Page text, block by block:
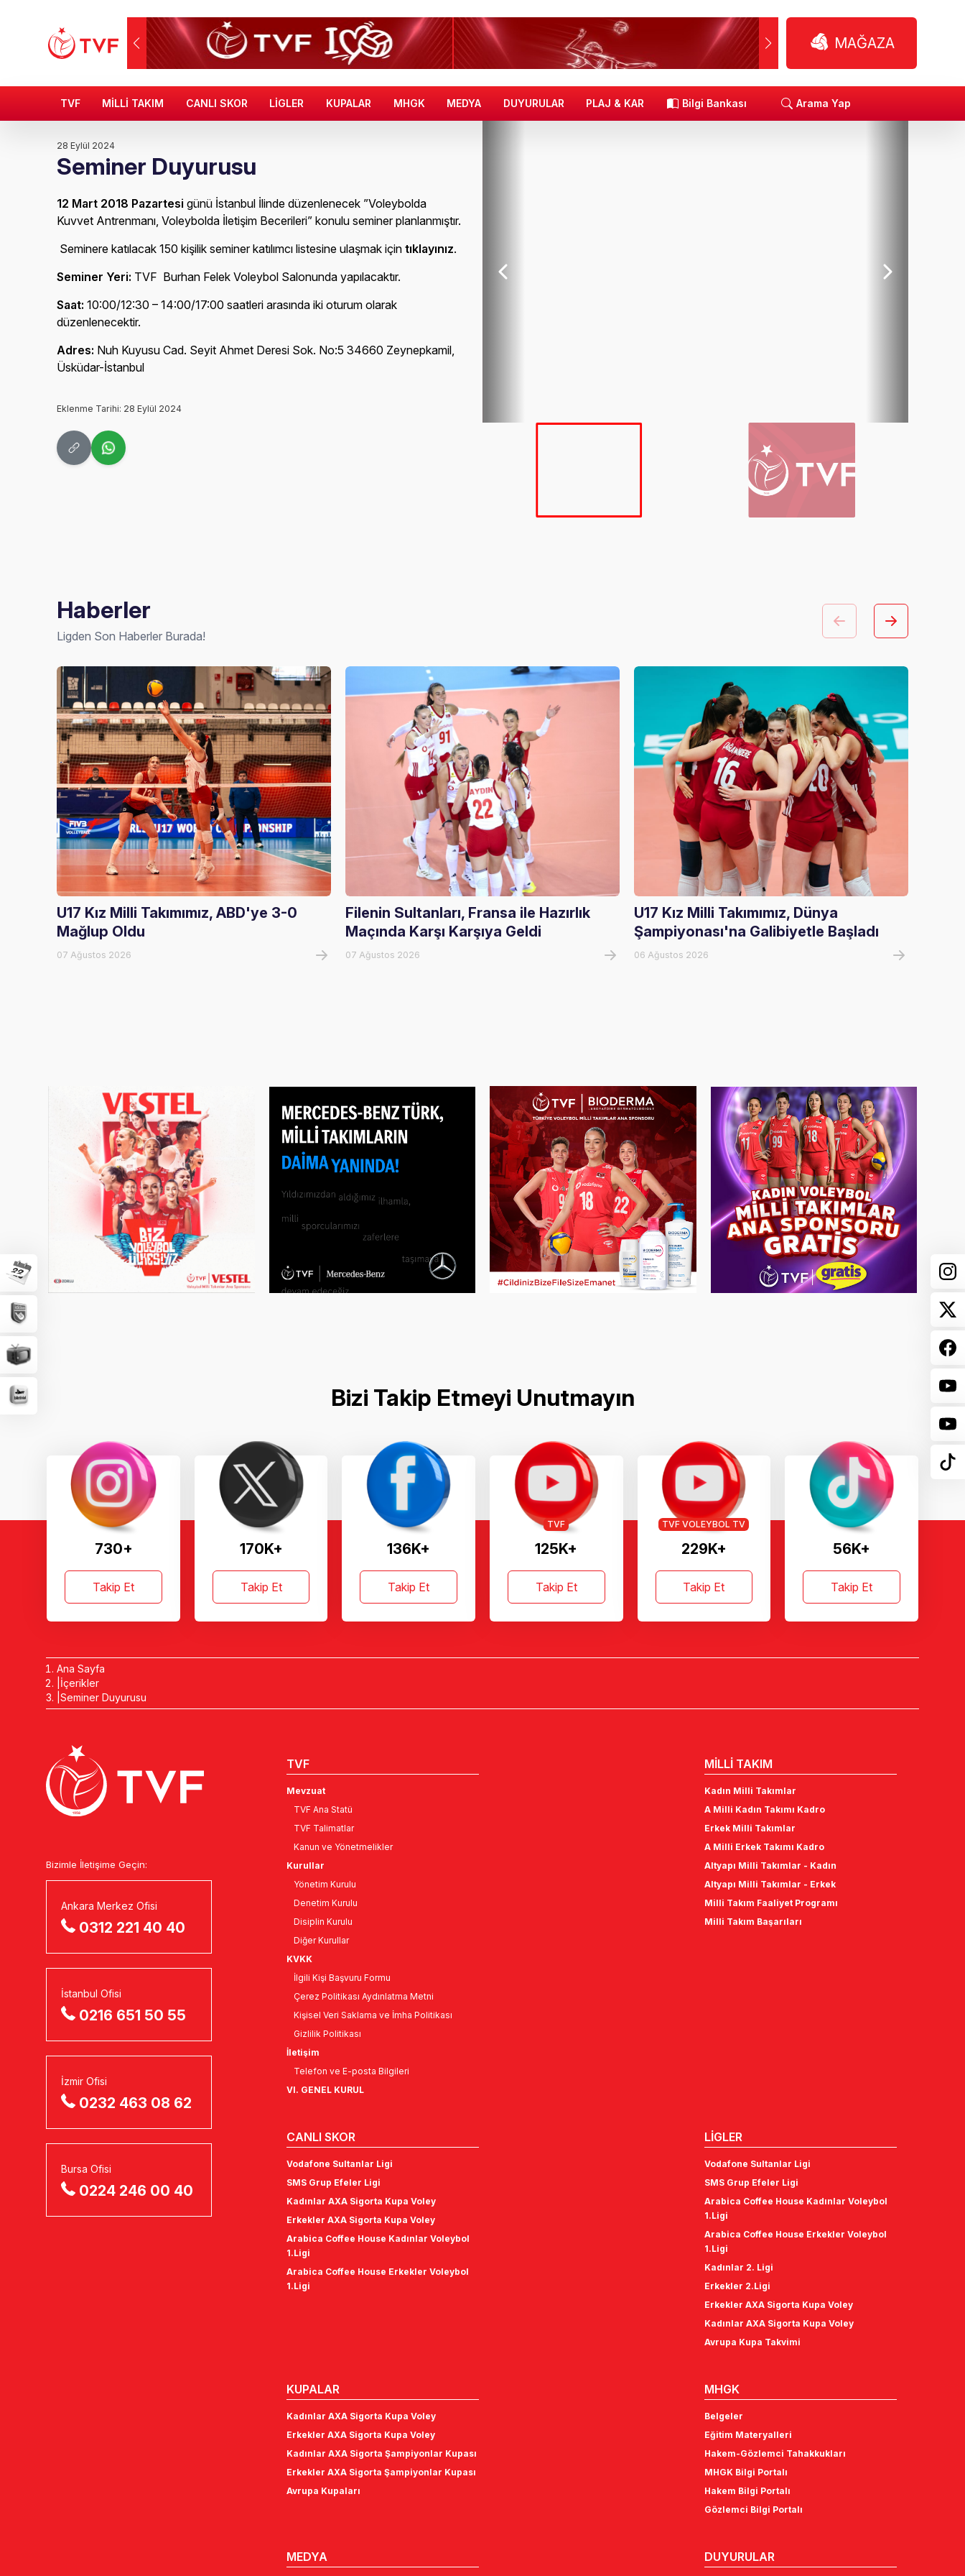
MAĞAZA
TVF MİLLİ TAKIM CANLI SKOR LİGLER KUPALAR MHGK MEDYA DUYURULAR PLAJ & KAR Bilgi Bankası Arama Yap
28 Eylül 2024
Seminer Duyurusu
12 Mart 2018 Pazartesi günü İstanbul İlinde düzenlenecek ”Voleybolda
Kuvvet Antrenmanı, Voleybolda İletişim Becerileri” konulu seminer planlanmıştır.
Seminere katılacak 150 kişilik seminer katılımcı listesine ulaşmak içintıklayınız.
Seminer Yeri: TVF Burhan Felek Voleybol Salonunda yapılacaktır.
Saat: 10:00/12:30 – 14:00/17:00 saatleri arasında iki oturum olarak
düzenlenecektir.
Adres: Nuh Kuyusu Cad. Seyit Ahmet Deresi Sok. No:5 34660 Zeynepkamil,
Üsküdar-İstanbul
Eklenme Tarihi: 28 Eylül 2024
Haberler
Ligden Son Haberler Burada!
U17 Kız Milli Takımımız, ABD'ye 3-0
Mağlup Oldu
07 Ağustos 2026
Filenin Sultanları, Fransa ile Hazırlık
Maçında Karşı Karşıya Geldi
07 Ağustos 2026
U17 Kız Milli Takımımız, Dünya
Şampiyonası'na Galibiyetle Başladı
06 Ağustos 2026
Bizi Takip Etmeyi Unutmayın
730+
Takip Et
170K+
Takip Et
136K+
Takip Et
125K+
TVF
Takip Et
229K+
TVF VOLEYBOL TV
Takip Et
56K+
Takip Et
Ana Sayfa
İçerikler
Seminer Duyurusu
Bizimle İletişime Geçin:
Ankara Merkez Ofisi
0312 221 40 40
İstanbul Ofisi
0216 651 50 55
İzmir Ofisi
0232 463 08 62
Bursa Ofisi
0224 246 00 40
TVF
Mevzuat
TVF Ana Statü
TVF Talimatlar
Kanun ve Yönetmelikler
Kurullar
Yönetim Kurulu
Denetim Kurulu
Disiplin Kurulu
Diğer Kurullar
KVKK
İlgili Kişi Başvuru Formu
Çerez Politikası Aydınlatma Metni
Kişisel Veri Saklama ve İmha Politikası
Gizlilik Politikası
İletişim
Telefon ve E-posta Bilgileri
VI. GENEL KURUL
MİLLİ TAKIM
Kadın Milli Takımlar
A Milli Kadın Takımı Kadro
Erkek Milli Takımlar
A Milli Erkek Takımı Kadro
Altyapı Milli Takımlar - Kadın
Altyapı Milli Takımlar - Erkek
Milli Takım Faaliyet Programı
Milli Takım Başarıları
CANLI SKOR
Vodafone Sultanlar Ligi
SMS Grup Efeler Ligi
Kadınlar AXA Sigorta Kupa Voley
Erkekler AXA Sigorta Kupa Voley
Arabica Coffee House Kadınlar Voleybol
1.Ligi
Arabica Coffee House Erkekler Voleybol
1.Ligi
LİGLER
Vodafone Sultanlar Ligi
SMS Grup Efeler Ligi
Arabica Coffee House Kadınlar Voleybol
1.Ligi
Arabica Coffee House Erkekler Voleybol
1.Ligi
Kadınlar 2. Ligi
Erkekler 2.Ligi
Erkekler AXA Sigorta Kupa Voley
Kadınlar AXA Sigorta Kupa Voley
Avrupa Kupa Takvimi
KUPALAR
Kadınlar AXA Sigorta Kupa Voley
Erkekler AXA Sigorta Kupa Voley
Kadınlar AXA Sigorta Şampiyonlar Kupası
Erkekler AXA Sigorta Şampiyonlar Kupası
Avrupa Kupaları
MHGK
Belgeler
Eğitim Materyalleri
Hakem-Gözlemci Tahakkukları
MHGK Bilgi Portalı
Hakem Bilgi Portalı
Gözlemci Bilgi Portalı
MEDYA DUYURULAR